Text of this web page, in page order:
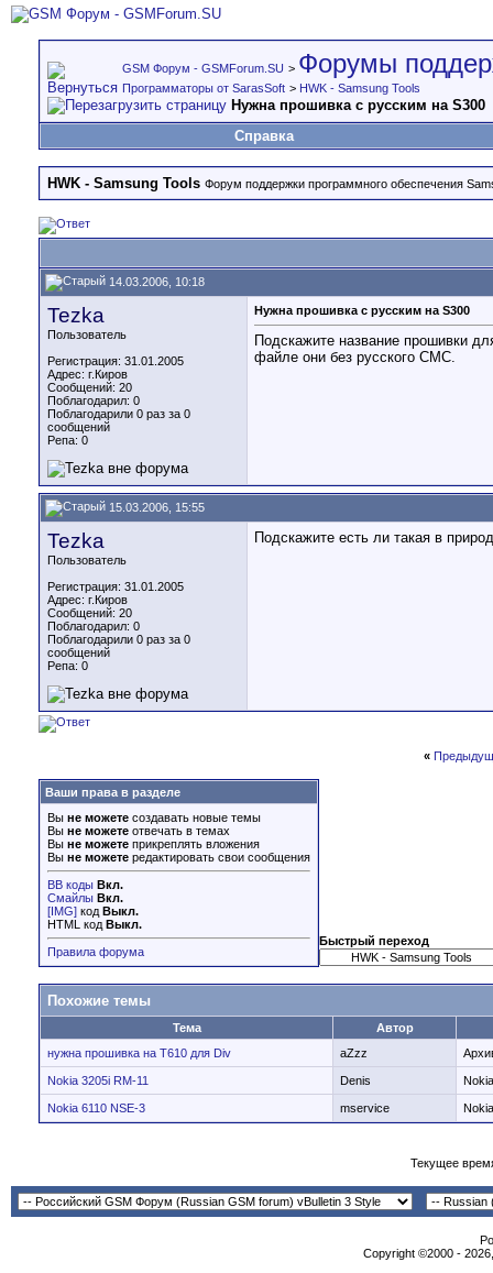
GSM Форум - GSMForum.SU > Форумы
Программаторы от SarasSoft > HWK - Samsung Tools
Нужна прошивка с русским на S300
Справка
HWK - Samsung Tools Форум поддержки программного обеспечения
14.03.2006, 10:18
Tezka
Пользователь
Регистрация: 31.01.2005
Адрес: г.Киров
Сообщений: 20
Поблагодарил: 0
Поблагодарили 0 раз за 0
сообщений
Репа: 0
Нужна прошивка с русским на S300
Подскажите название прошивки
файле они без русского СМС.
15.03.2006, 15:55
Tezka
Пользователь
Регистрация: 31.01.2005
Адрес: г.Киров
Сообщений: 20
Поблагодарил: 0
Поблагодарили 0 раз за 0
сообщений
Репа: 0
Подскажите есть ли такая в
«
Ваши права в разделе
Вы не можете создавать новые темы
Вы не можете отвечать в темах
Вы не можете прикреплять вложения
Вы не можете редактировать свои сообщения
BB коды Вкл.
Смайлы Вкл.
[IMG] код Выкл.
HTML код Выкл.
Правила форума
Быстрый переход
Похожие темы
Тема
Автор
нужна прошивка на T610 для Div
aZzz
Nokia 3205i RM-11 Denis
Nokia 6110 NSE-3 mservice
Текущее
Copyright ©2000 -